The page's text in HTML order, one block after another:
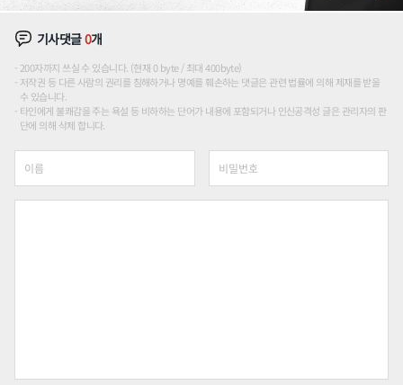
기사댓글0개
200자까지 쓰실 수 있습니다. (현재 0 byte / 최대 400byte)
저작권 등 다른 사람의 권리를 침해하거나 명예를 훼손하는 댓글은 관련 법률에 의해 제재를 받을
수 있습니다.
타인에게 불쾌감을 주는 욕설 등 비하하는 단어가 내용에 포함되거나 인신공격성 글은 관리자의 판
단에 의해 삭제 합니다.